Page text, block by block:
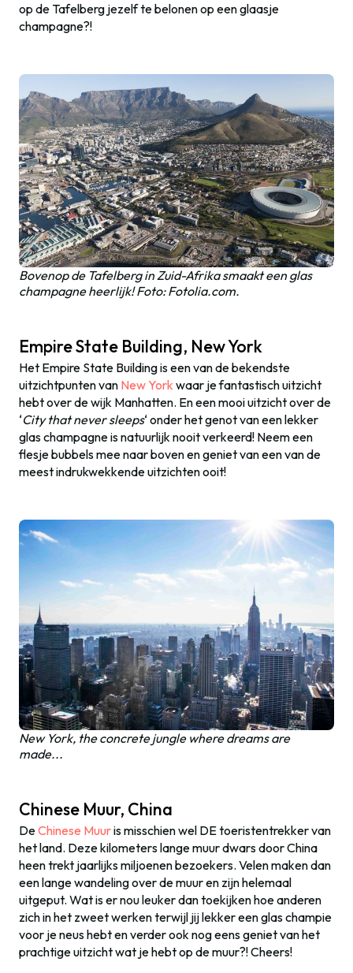
op de Tafelberg jezelf te belonen op een glaasje
champagne?!
Bovenop de Tafelberg in Zuid-Afrika smaakt een glas
champagne heerlijk! Foto: Fotolia.com.
Empire State Building, New York
Het Empire State Building is een van de bekendste
uitzichtpunten van New York waar je fantastisch uitzicht
hebt over de wijk Manhatten. En een mooi uitzicht over de
‘City that never sleeps‘ onder het genot van een lekker
glas champagne is natuurlijk nooit verkeerd! Neem een
flesje bubbels mee naar boven en geniet van een van de
meest indrukwekkende uitzichten ooit!
New York, the concrete jungle where dreams are
made...
Chinese Muur, China
DeChinese Muuris misschien wel DE toeristentrekker van
het land. Deze kilometers lange muur dwars door China
heen trekt jaarlijks miljoenen bezoekers. Velen maken dan
een lange wandeling over de muur en zijn helemaal
uitgeput. Wat is er nou leuker dan toekijken hoe anderen
zich in het zweet werken terwijl jij lekker een glas champie
voor je neus hebt en verder ook nog eens geniet van het
prachtige uitzicht wat je hebt op de muur?! Cheers!